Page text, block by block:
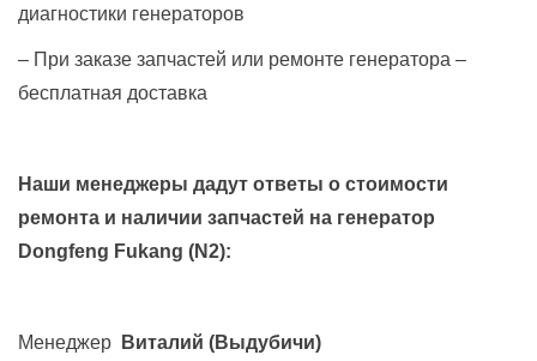
диагностики генераторов
– При заказе запчастей или ремонте генератора –
бесплатная доставка
Наши менеджеры дадут ответы о стоимости
ремонта и наличии запчастей на генератор
Dongfeng Fukang (N2):
Менеджер Виталий (Выдубичи)